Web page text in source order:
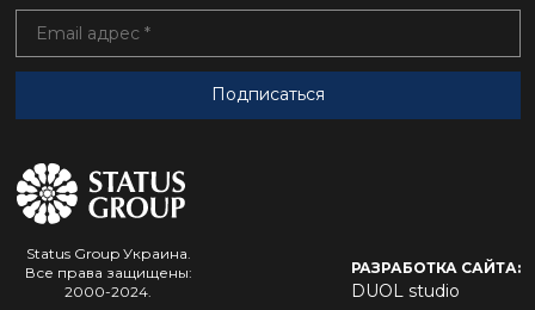
Status Group Украина.
Все права защищены:
2000-2024.
РАЗРАБОТКА САЙТА:
DUOL studio